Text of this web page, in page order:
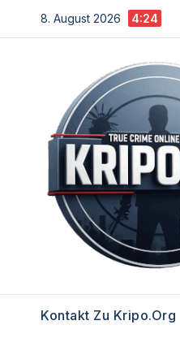
Inhalt
8. August 2026 4:24
Kontakt Zu Kripo.org